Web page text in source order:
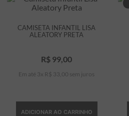
CAMISETA INFANTIL LISA
ALEATORY PRETA
R$ 99 00
Em até 3 x R$ 33 00 sem juros
ADICIONAR AO CARRINHO